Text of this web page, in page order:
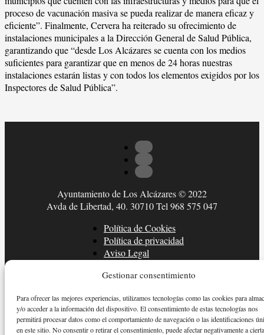
Gestionar consentimiento
Para ofrecer las mejores experiencias, utilizamos tecnologías como las cookies para
y/o acceder a la información del dispositivo. El consentimiento de estas tecnologías nos
permitirá procesar datos como el comportamiento de navegación o las identificaciones
en este sitio. No consentir o retirar el consentimiento, puede afectar negativamente a
proceso de vacunación masiva se pueda realizar de manera eficaz y
eficiente”. Finalmente, Cervera ha reiterado su ofrecimiento de
instalaciones municipales a la Dirección General de Salud Pública,
garantizando que “desde Los Alcázares se cuenta con los medios
suficientes para garantizar que en menos de 24 horas nuestras
instalaciones estarán listas y con todos los elementos exigidos por los
Inspectores de Salud Pública”.
Ayuntamiento de Los Alcázares © 2022
Avda de Libertad, 40. 30710 Tel 968 575 047
Política de Cookies
Política de privacidad
Aviso Legal